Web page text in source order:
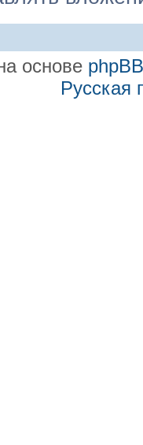
основе phpBB
Русская